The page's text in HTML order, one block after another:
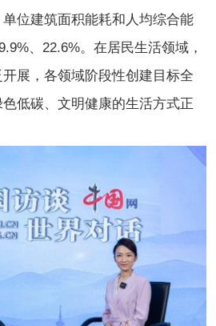
位建筑面积能耗和人均综合能
、22.6%。在居民生活领域，
展，各领域阶段性创建目标全
低碳、文明健康的生活方式正